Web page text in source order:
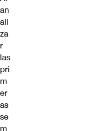
an
ali
za
r
las
pri
m
er
as
se